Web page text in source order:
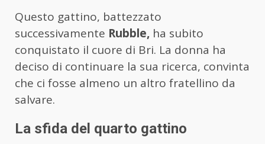
Questo gattino, battezzato
successivamente Rubble, ha subito
conquistato il cuore di Bri. La donna ha
deciso di continuare la sua ricerca, convinta
che ci fosse almeno un altro fratellino da
salvare.
La sfida del quarto gattino